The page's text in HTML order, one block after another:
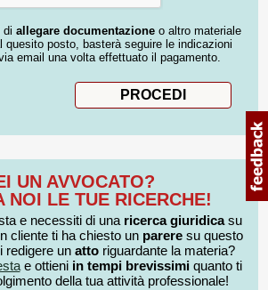
di allegare documentazione o altro materiale
quesito posto, basterà seguire le indicazioni
email una volta effettuato il pagamento.
UN AVVOCATO?
NOI LE TUE RICERCHE!
e necessiti di una ricerca giuridicasu
cliente ti ha chiesto un pareresu questo
redigere un atto riguardante la materia?
e ottieni in tempi brevissimiquanto ti
della tua attività professionale!